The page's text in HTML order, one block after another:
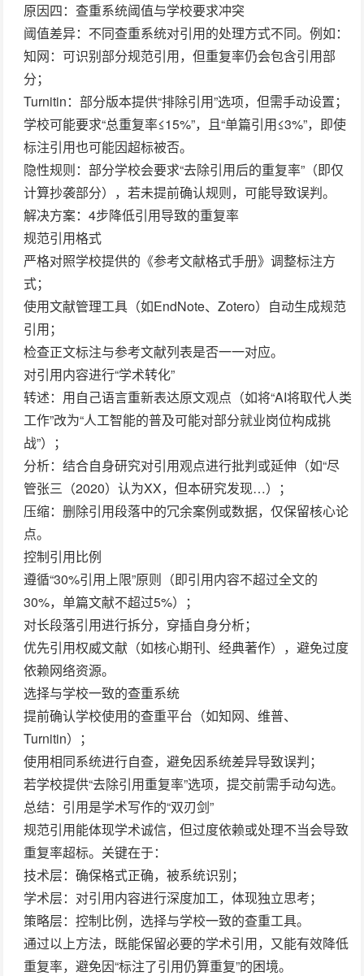
原因四：查重系统阈值与学校要求冲突
阈值差异：不同查重系统对引用的处理方式不同。例如：
知网：可识别部分规范引用，但重复率仍会包含引用部
分；
Turnitin：部分版本提供“排除引用”选项，但需手动设置；
学校可能要求“总重复率≤15%”，且“单篇引用≤3%”，即使
标注引用也可能因超标被否。
隐性规则：部分学校会要求“去除引用后的重复率”（即仅
计算抄袭部分），若未提前确认规则，可能导致误判。
解决方案：4步降低引用导致的重复率
规范引用格式
严格对照学校提供的《参考文献格式手册》调整标注方
式；
使用文献管理工具（如EndNote、Zotero）自动生成规范
引用；
检查正文标注与参考文献列表是否一一对应。
对引用内容进行“学术转化”
转述：用自己语言重新表达原文观点（如将“AI将取代人类
工作”改为“人工智能的普及可能对部分就业岗位构成挑
战”）；
分析：结合自身研究对引用观点进行批判或延伸（如“尽
管张三（2020）认为XX，但本研究发现…）；
压缩：删除引用段落中的冗余案例或数据，仅保留核心论
点。
控制引用比例
遵循“30%引用上限”原则（即引用内容不超过全文的
30%，单篇文献不超过5%）；
对长段落引用进行拆分，穿插自身分析；
优先引用权威文献（如核心期刊、经典著作），避免过度
依赖网络资源。
选择与学校一致的查重系统
提前确认学校使用的查重平台（如知网、维普、
Turnitin）；
使用相同系统进行自查，避免因系统差异导致误判；
若学校提供“去除引用重复率”选项，提交前需手动勾选。
总结：引用是学术写作的“双刃剑”
规范引用能体现学术诚信，但过度依赖或处理不当会导致
重复率超标。关键在于：
技术层：确保格式正确，被系统识别；
学术层：对引用内容进行深度加工，体现独立思考；
策略层：控制比例，选择与学校一致的查重工具。
通过以上方法，既能保留必要的学术引用，又能有效降低
重复率，避免因“标注了引用仍算重复”的困境。